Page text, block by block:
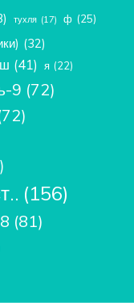
тухля (17) ф (25)
(32)
ш (41) я (22)
9 (72)
(156)
(81)